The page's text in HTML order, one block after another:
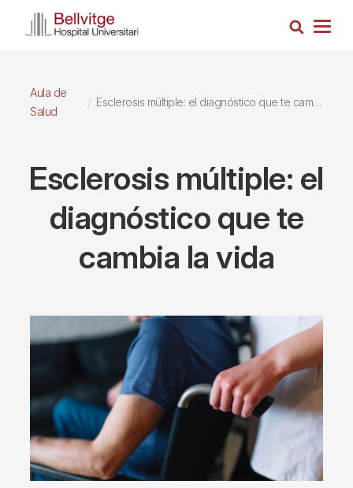
Busca
Aula de
Salud
Esclerosis múltiple: el diagnóstico que te cambia la vida
Esclerosis múltiple: el
diagnóstico que te
cambia la vida